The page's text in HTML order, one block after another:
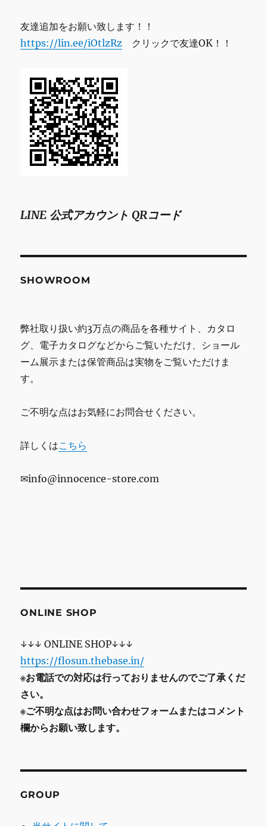
友達追加をお願い致します！！
https://lin.ee/iOtlzRz クリックで友達OK！！
LINE 公式アカウント QRコード
SHOWROOM
弊社取り扱い約3万点の商品を各種サイト、カタロ
グ、電子カタログなどからご覧いただけ、ショール
ーム展示または保管商品は実物をご覧いただけま
す。
ご不明な点はお気軽にお問合せください。
詳しくはこちら
✉info@innocence-store.com
ONLINE SHOP
↓↓↓ ONLINE SHOP↓↓↓
https://flosun.thebase.in/
※お電話での対応は行っておりませんのでご了承くだ
さい。
※ご不明な点はお問い合わせフォームまたはコメント
欄からお願い致します。
GROUP